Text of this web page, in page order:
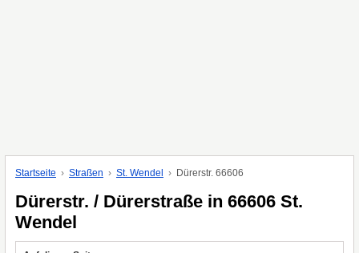
Startseite Straßen St. Wendel Dürerstr. 66606
Dürerstr. / Dürerstraße in 66606 St.
Wendel